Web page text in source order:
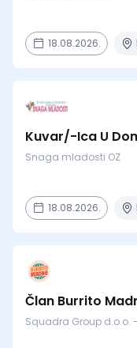
18.08.2026.
Kuvar/-Ica U
Snaga mladosti OZ
18.08.2026.
Član Burrito
Squadra Group d.o.o.